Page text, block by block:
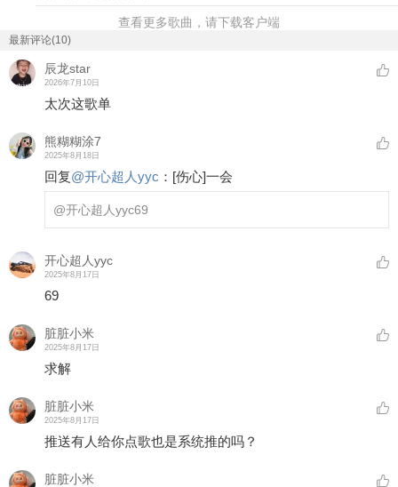
查看更多歌曲，请下载客户端
最新评论(10)
辰龙star
2026年7月10日
太次这歌单
熊糊糊涂7
2025年8月18日
回复@开心超人yyc ： [伤心]一会
@开心超人yyc69
开心超人yyc
2025年8月17日
69
脏脏小米
2025年8月17日
求解
脏脏小米
2025年8月17日
推送有人给你点歌也是系统推的吗？
脏脏小米